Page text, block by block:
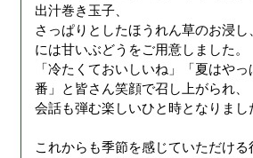
出汁巻き玉子、
さっぱりとしたほうれん草のお浸し
には甘いぶどうをご用意しました。
「冷たくておいしいね」「夏はや
番」と皆さん笑顔で召し上がられ、
会話も弾む楽しいひと時となりまし
これからも季節を感じていただけ